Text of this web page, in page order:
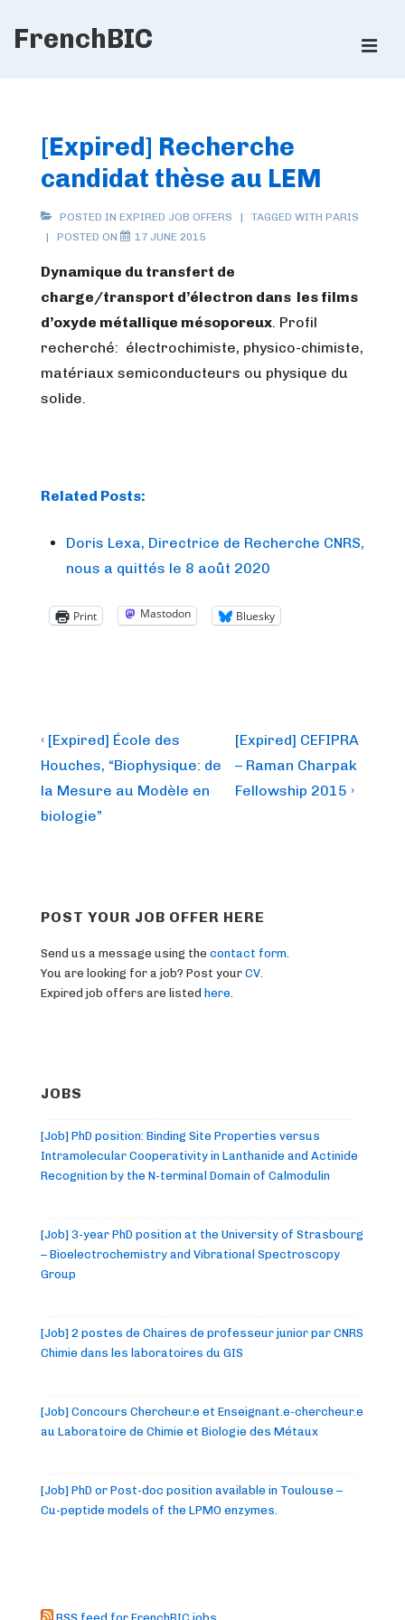
SkipFrenchBIC
[Expired] Recherche
candidat thèse au LEM
POSTED IN EXPIRED JOB OFFERS TAGGED WITH PARIS
POSTED ON
17 JUNE 2015
Dynamique du transfert de
charge/transport d’électron dans les films
d’oxyde métallique mésoporeux. Profil
recherché: électrochimiste, physico-chimiste,
matériaux semiconducteurs ou physique du
solide.
Related Posts:
Doris Lexa, Directrice de Recherche CNRS,
nous a quittés le 8 août 2020
Print Mastodon Bluesky
Post
navigation
Previous
Post
is
‹ [Expired] École des
Houches, “Biophysique: de
la Mesure au Modèle en
biologie”
Next
Post
is
[Expired] CEFIPRA
– Raman Charpak
Fellowship 2015 ›
POST YOUR JOB OFFER HERE
Send us a message using the contact form
You are looking for a job? Post your CV
Expired job offers are listed here
JOBS
[Job] PhD position: Binding Site Properties versus
Intramolecular Cooperativity in Lanthanide and Actinide
Recognition by the N-terminal Domain of Calmodulin
[Job] 3-year PhD position at the University of Strasbourg
– Bioelectrochemistry and Vibrational Spectroscopy
Group
[Job] 2 postes de Chaires de professeur junior par CNRS
Chimie dans les laboratoires du GIS
[Job] Concours Chercheur.e et Enseignant.e-chercheur.e
au Laboratoire de Chimie et Biologie des Métaux
[Job] PhD or Post-doc position available in Toulouse –
Cu-peptide models of the LPMO enzymes.